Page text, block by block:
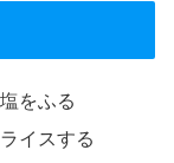
をふる
イスする